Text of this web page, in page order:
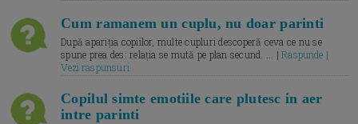
Cum ramanem un cuplu, nu doar parinti
După apariția copiilor, multe cupluri descoperă ceva ce nu se
spune prea des: relația se mută pe plan secund. ... |Raspunde |
Vezi raspunsuri
Copilul simte emotiile care plutesc in aer
intre parinti